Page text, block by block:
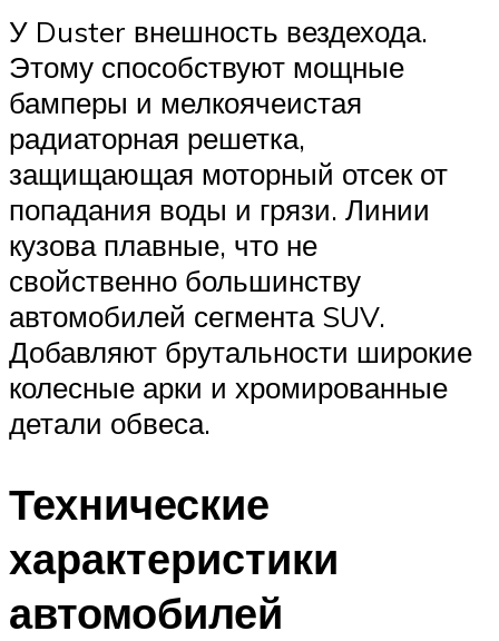
У Duster внешность вездехода.
Этому способствуют мощные
бамперы и мелкоячеистая
радиаторная решетка,
защищающая моторный отсек от
попадания воды и грязи. Линии
кузова плавные, что не
свойственно большинству
автомобилей сегмента SUV.
Добавляют брутальности широкие
колесные арки и хромированные
детали обвеса.
Технические
характеристики
автомобилей